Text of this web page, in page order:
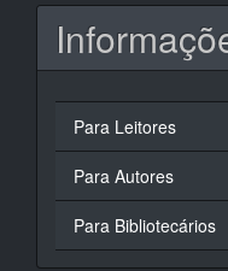
Para Leitores
Para Autores
Para Bibliotecários